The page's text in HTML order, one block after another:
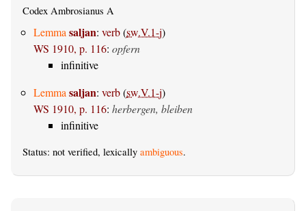
Codex Ambrosianus A
Lemma saljan: verb(sw.V.1-j)
WS 1910, p. 116: opfern
infinitive
Lemma saljan: verb(sw.V.1-j)
WS 1910, p. 116: herbergen, bleiben
infinitive
Status: not verified, lexically ambiguous.